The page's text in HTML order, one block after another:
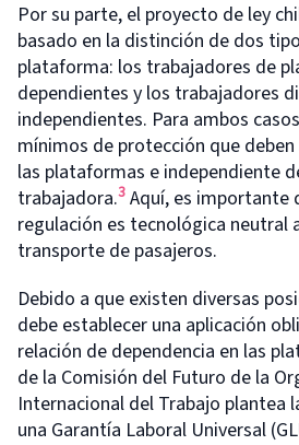
Por su parte, el proyecto de ley
basado en la distinción de dos
plataforma: los trabajadores de
dependientes y los trabajadores
independientes. Para ambos
mínimos de protección que
las plataformas e independiente
trabajadora.3 Aquí, es importante
regulación es tecnológica neutral
transporte de pasajeros.
Debido a que existen diversas
debe establecer una aplicación
relación de dependencia en las
de la Comisión del Futuro de la
Internacional del Trabajo plantea
una Garantía Laboral Universal